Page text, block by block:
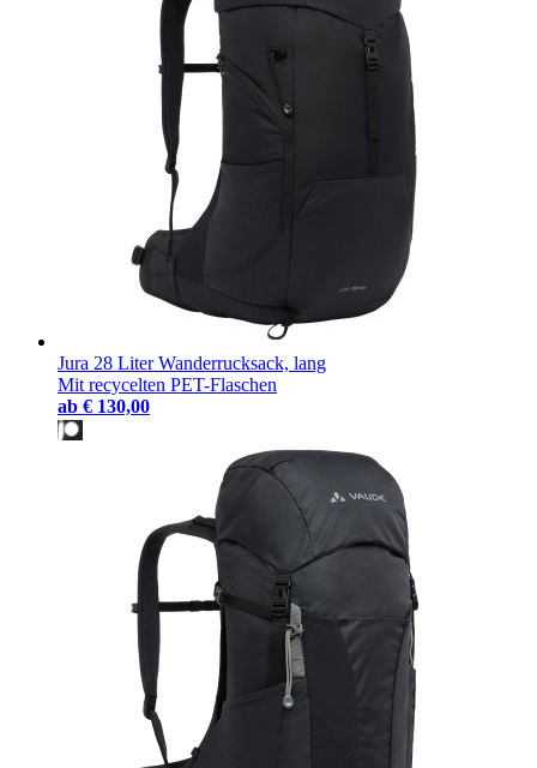
Jura 28 Liter Wanderrucksack, lang
Mit recycelten PET-Flaschen
ab € 130,00